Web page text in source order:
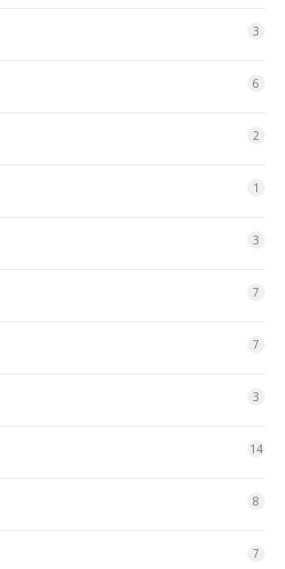
3
6
2
1
3
7
7
3
14
8
7